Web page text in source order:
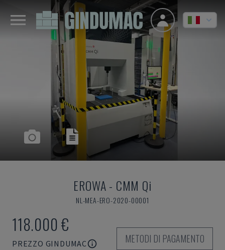
EROWA- CMM Qi
NL-MEA-ERO-2020-00001
118.000 €
PREZZO GINDUMAC
METODI DI PAGAMENTO